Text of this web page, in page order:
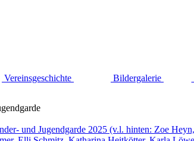
Vereinsgeschichte Bildergalerie